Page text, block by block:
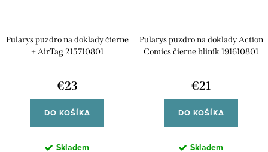
Pularys puzdro na doklady čierne
+ AirTag 215710801
€23
DO KOŠÍKA
Skladem
Pularys puzdro na doklady Action
Comics čierne hliník 191610801
€21
DO KOŠÍKA
Skladem